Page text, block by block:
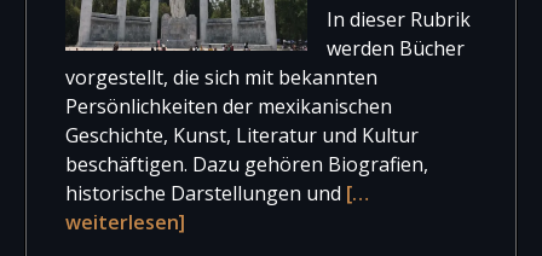
In dieser Rubrik
werden Bücher
vorgestellt, die sich mit bekannten
Persönlichkeiten der mexikanischen
Geschichte, Kunst, Literatur und Kultur
beschäftigen. Dazu gehören Biografien,
historische Darstellungen und […
weiterlesen]